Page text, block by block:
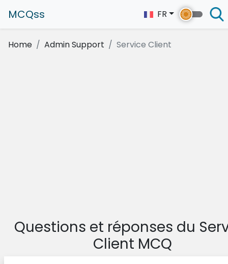
MCQss FR
Home Admin Support Service Client
Questions et réponses du
Client MCQ